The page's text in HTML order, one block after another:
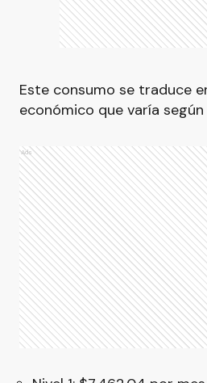
Este consumo se traduce
económico que varía
Ads